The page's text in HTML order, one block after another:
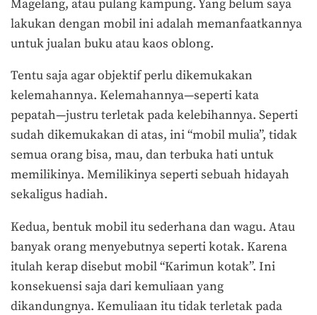
Magelang, atau pulang kampung. Yang belum saya
lakukan dengan mobil ini adalah memanfaatkannya
untuk jualan buku atau kaos oblong.
Tentu saja agar objektif perlu dikemukakan
kelemahannya. Kelemahannya—seperti kata
pepatah—justru terletak pada kelebihannya. Seperti
sudah dikemukakan di atas, ini “mobil mulia”, tidak
semua orang bisa, mau, dan terbuka hati untuk
memilikinya. Memilikinya seperti sebuah hidayah
sekaligus hadiah.
Kedua, bentuk mobil itu sederhana dan wagu. Atau
banyak orang menyebutnya seperti kotak. Karena
itulah kerap disebut mobil “Karimun kotak”. Ini
konsekuensi saja dari kemuliaan yang
dikandungnya. Kemuliaan itu tidak terletak pada